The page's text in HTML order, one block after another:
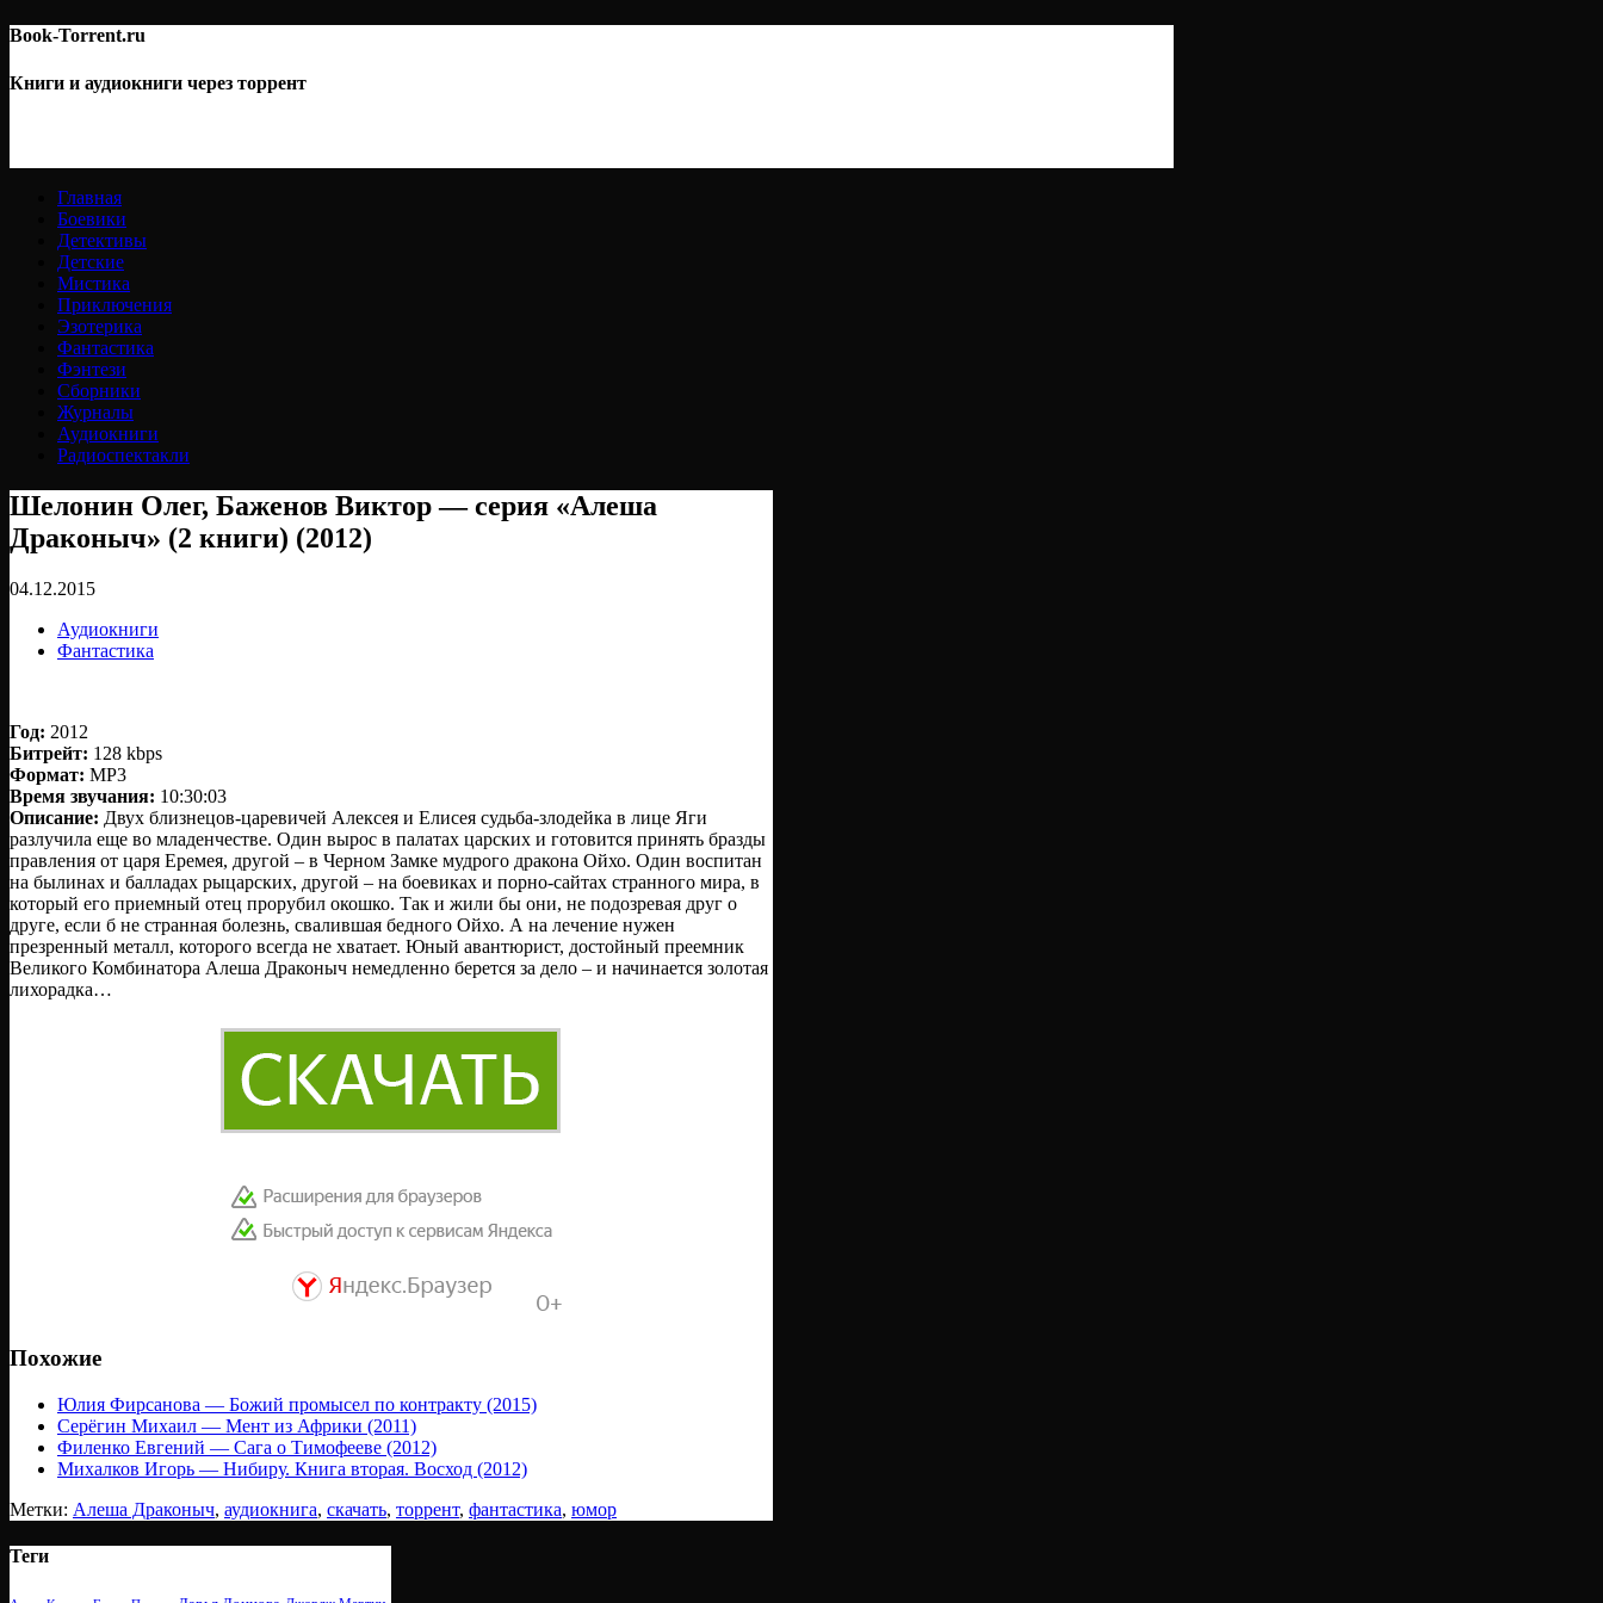
Book-Torrent.ru
Книги и аудиокниги через торрент
Главная
Боевики
Детективы
Детские
Мистика
Приключения
Эзотерика
Фантастика
Фэнтези
Сборники
Журналы
Аудиокниги
Радиоспектакли
Шелонин Олег, Баженов Виктор — серия «Алеша
Драконыч» (2 книги) (2012)
04.12.2015
Аудиокниги
Фантастика
Год: 2012
Битрейт: 128 kbps
Формат: MP3
Время звучания: 10:30:03
Описание: Двух близнецов-царевичей Алексея и Елисея судьба-злодейка в лице Яги
разлучила еще во младенчестве. Один вырос в палатах царских и готовится принять бразды
правления от царя Еремея, другой – в Черном Замке мудрого дракона Ойхо. Один воспитан
на былинах и балладах рыцарских, другой – на боевиках и порно-сайтах странного мира, в
который его приемный отец прорубил окошко. Так и жили бы они, не подозревая друг о
друге, если б не странная болезнь, свалившая бедного Ойхо. А на лечение нужен
презренный металл, которого всегда не хватает. Юный авантюрист, достойный преемник
Великого Комбинатора Алеша Драконыч немедленно берется за дело – и начинается золотая
лихорадка…
Похожие
Юлия Фирсанова — Божий промысел по контракту (2015)
Серёгин Михаил — Мент из Африки (2011)
Филенко Евгений — Сага о Тимофееве (2012)
Михалков Игорь — Нибиру. Книга вторая. Восход (2012)
Метки: Алеша Драконыч, аудиокнига, скачать, торрент, фантастика, юмор
Теги